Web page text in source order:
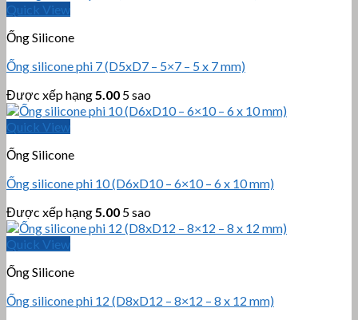
Quick View
Ống Silicone
Ống silicone phi 7 (D5xD7 – 5×7 – 5 x 7 mm)
Được xếp hạng 5.00 5 sao
Quick View
Ống Silicone
Ống silicone phi 10 (D6xD10 – 6×10 – 6 x 10 mm)
Được xếp hạng 5.00 5 sao
Quick View
Ống Silicone
Ống silicone phi 12 (D8xD12 – 8×12 – 8 x 12 mm)